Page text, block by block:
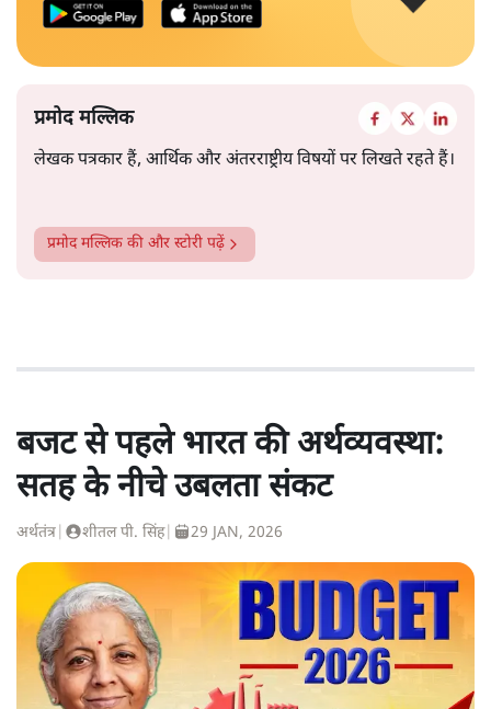
प्रमोद मल्लिक
लेखक पत्रकार हैं, आर्थिक और अंतरराष्ट्रीय विषयों पर लिखते रहते हैं।
प्रमोद मल्लिक की और स्टोरी पढ़ें
बजट से पहले भारत की अर्थव्यवस्था:
सतह के नीचे उबलता संकट
अर्थतंत्र शीतल पी. सिंह| 29 JAN, 2026